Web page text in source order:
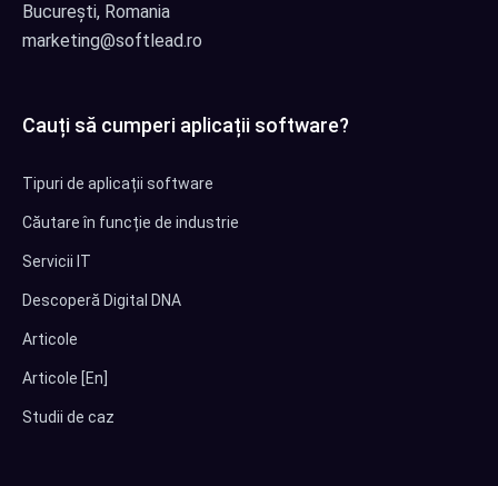
București, Romania
marketing@softlead.ro
Cauți să cumperi aplicații software?
Tipuri de aplicații software
Căutare în funcție de industrie
Servicii IT
Descoperă Digital DNA
Articole
Articole [En]
Studii de caz